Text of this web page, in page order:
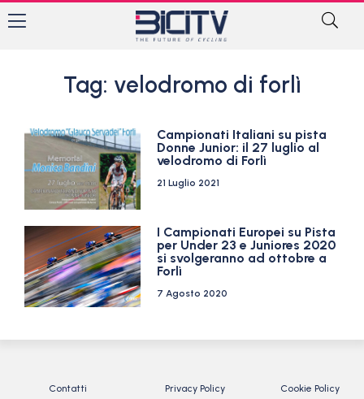
Tag: velodromo di forlì
Campionati Italiani su pista
Donne Junior: il 27 luglio al
velodromo di Forlì
21 Luglio 2021
I Campionati Europei su Pista
per Under 23 e Juniores 2020
si svolgeranno ad ottobre a
Forlì
7 Agosto 2020
Contatti Privacy Policy Cookie Policy